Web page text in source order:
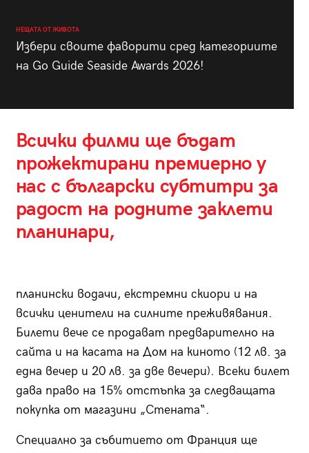
НЕЩАТА ОТ ЖИВОТА
Избери своите фаворити сред категориите
на Go Guide Seaside Awards 2026!
Всички филми ще бъдат
прожектирани премиерно у
нас с български субтитри за
радост на родните заклети
планинари,
планински водачи, екстремни скиори и на
всички ценители на силните преживявания.
Билети вече се продават предварително на
сайта и на касата на Дом на киното (12 лв. за
една вечер и 20 лв. за две вечери). Всеки билет
дава право на 15% отстъпка за следващата
покупка от магазини „Стената“.
Специално за събитието от Франция ще